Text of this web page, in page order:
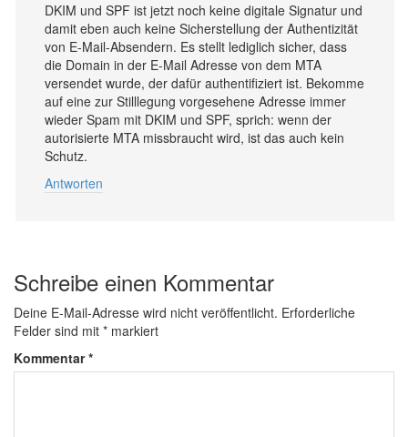
DKIM und SPF ist jetzt noch keine digitale Signatur und
damit eben auch keine Sicherstellung der Authentizität
von E-Mail-Absendern. Es stellt lediglich sicher, dass
die Domain in der E-Mail Adresse von dem MTA
versendet wurde, der dafür authentifiziert ist. Bekomme
auf eine zur Stilllegung vorgesehene Adresse immer
wieder Spam mit DKIM und SPF, sprich: wenn der
autorisierte MTA missbraucht wird, ist das auch kein
Schutz.
Antworten
Schreibe einen Kommentar
Deine E-Mail-Adresse wird nicht veröffentlicht. Erforderliche
Felder sind mit * markiert
Kommentar*